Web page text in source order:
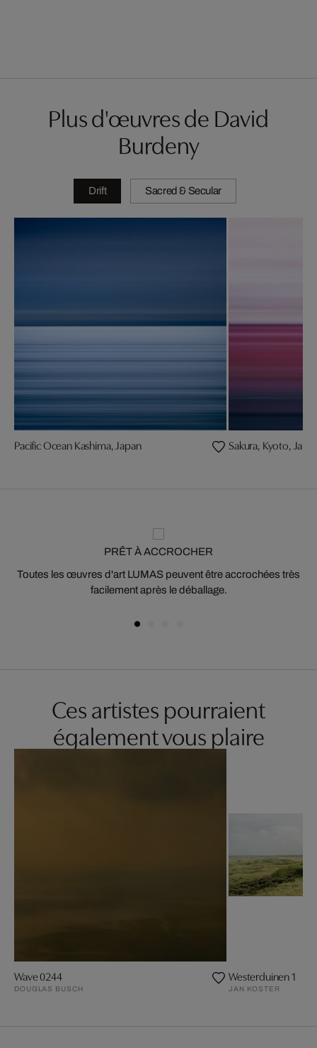
Plus d'œuvres de David
Burdeny
Drift Sacred & Secular
Pacific Ocean Kashima, Japan Sakura, Kyoto,
PRÊT À ACCROCHER
Toutes les œuvres d'art LUMAS peuvent être accrochées très
facilement après le déballage.
Ces artistes pourraient
également vous plaire
Wave 0244
DOUGLAS BUSCH
Westerduinen 1
JAN KOSTER